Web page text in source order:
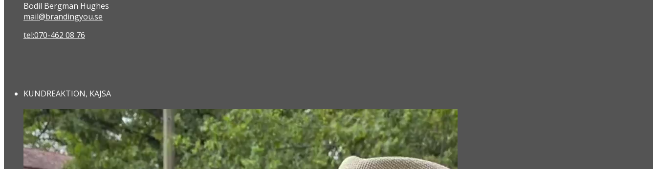
Bodil Bergman Hughes
mail@brandingyou.se
tel:070-462 08 76
KUNDREAKTION, KAJSA